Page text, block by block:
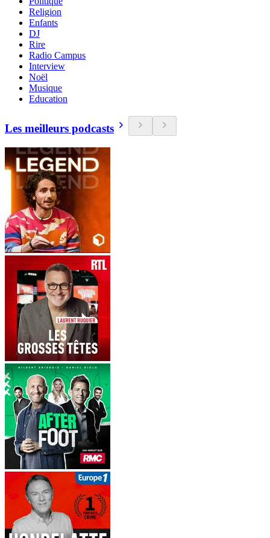
Religion
Enfants
DJ
Rire
Radio Campus
Interview
Noël
Musique
Education
Les meilleurs podcasts